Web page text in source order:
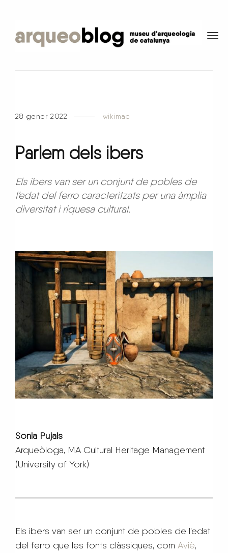
t
28 gener 2022 wikimac
Parlem dels ibers
Els ibers van ser un conjunt de pobles de
l’edat del ferro caracteritzats per una àmplia
diversitat i riquesa cultural.
Sonia Pujals
Arqueòloga, MA Cultural Heritage Management
(University of York)
Els ibers van ser un conjunt de pobles de l’edat
del ferro que les fonts clàssiques, com Aviè,